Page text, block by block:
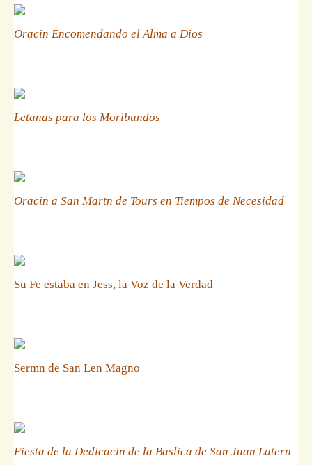
Oracin Encomendando el Alma a Dios
Letanas para los Moribundos
Oracin a San Martn de Tours en Tiempos de Necesidad
Su Fe estaba en Jess, la Voz de la Verdad
Sermn de San Len Magno
Fiesta de la Dedicacin de la Baslica de San Juan Latern